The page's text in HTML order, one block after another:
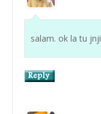
salam. ok la tu